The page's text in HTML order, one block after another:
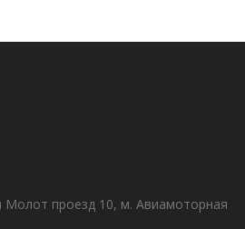
проезд 10, м. Авиамоторная